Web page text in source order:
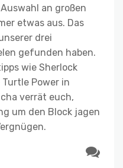
an großen
etwas aus. Das
drei
gefunden haben.
wie Sherlock
Turtle Power in
verrät euch,
um den Block jagen